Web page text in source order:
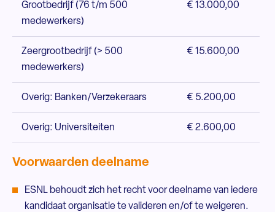
Grootbedrijf (76 t/m 500
medewerkers)
€ 13.000,00
Zeergrootbedrijf (> 500
medewerkers)
€ 15.600,00
Overig: Banken/Verzekeraars € 5.200,00
Overig: Universiteiten € 2.600,00
Voorwaarden deelname
ESNL behoudt zich het recht voor deelname van iedere
kandidaat organisatie te valideren en/of te weigeren.